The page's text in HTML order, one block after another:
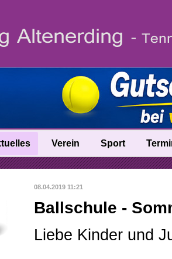
News
Archiv
Verein
Vereinsinfo
Vereinschronik
Anfahrt
Abteilungsleitung
Sport
Trainer
Talentinos
Fast Learning
08.04.2019 11:21
Ballschule -
Liebe Kinder und